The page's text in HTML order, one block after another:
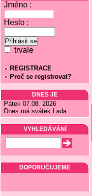
Jméno :
Heslo :
trvale
REGISTRACE
Proč se registrovat?
DNES JE
Pátek 07.08. 2026
Dnes má svátek Lada
VYHLEDÁVÁNÍ
DOPORUČUJEME